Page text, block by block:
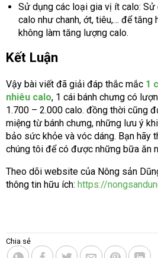
Sử dụng các loại gia vị ít calo:
calo như chanh, ớt, tiêu,… để tăng
không làm tăng lượng calo.
Kết Luận
Vậy bài viết đã giải đáp thắc mắc 1
nhiêu calo, 1 cái bánh chưng có
1.700 – 2.000 calo. đồng thời cũng
miệng từ bánh chưng, những lưu ý
bảo sức khỏe và vóc dáng. Bạn hãy
chúng tôi để có được những bữa ăn
Theo dõi website của Nông sản
thông tin hữu ích: https://
Chia sẻ